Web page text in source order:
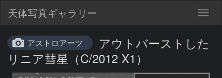
天体写真ギャラリー
アストロアーツ
アウトバーストした
リニア彗星（C/2012 X1）